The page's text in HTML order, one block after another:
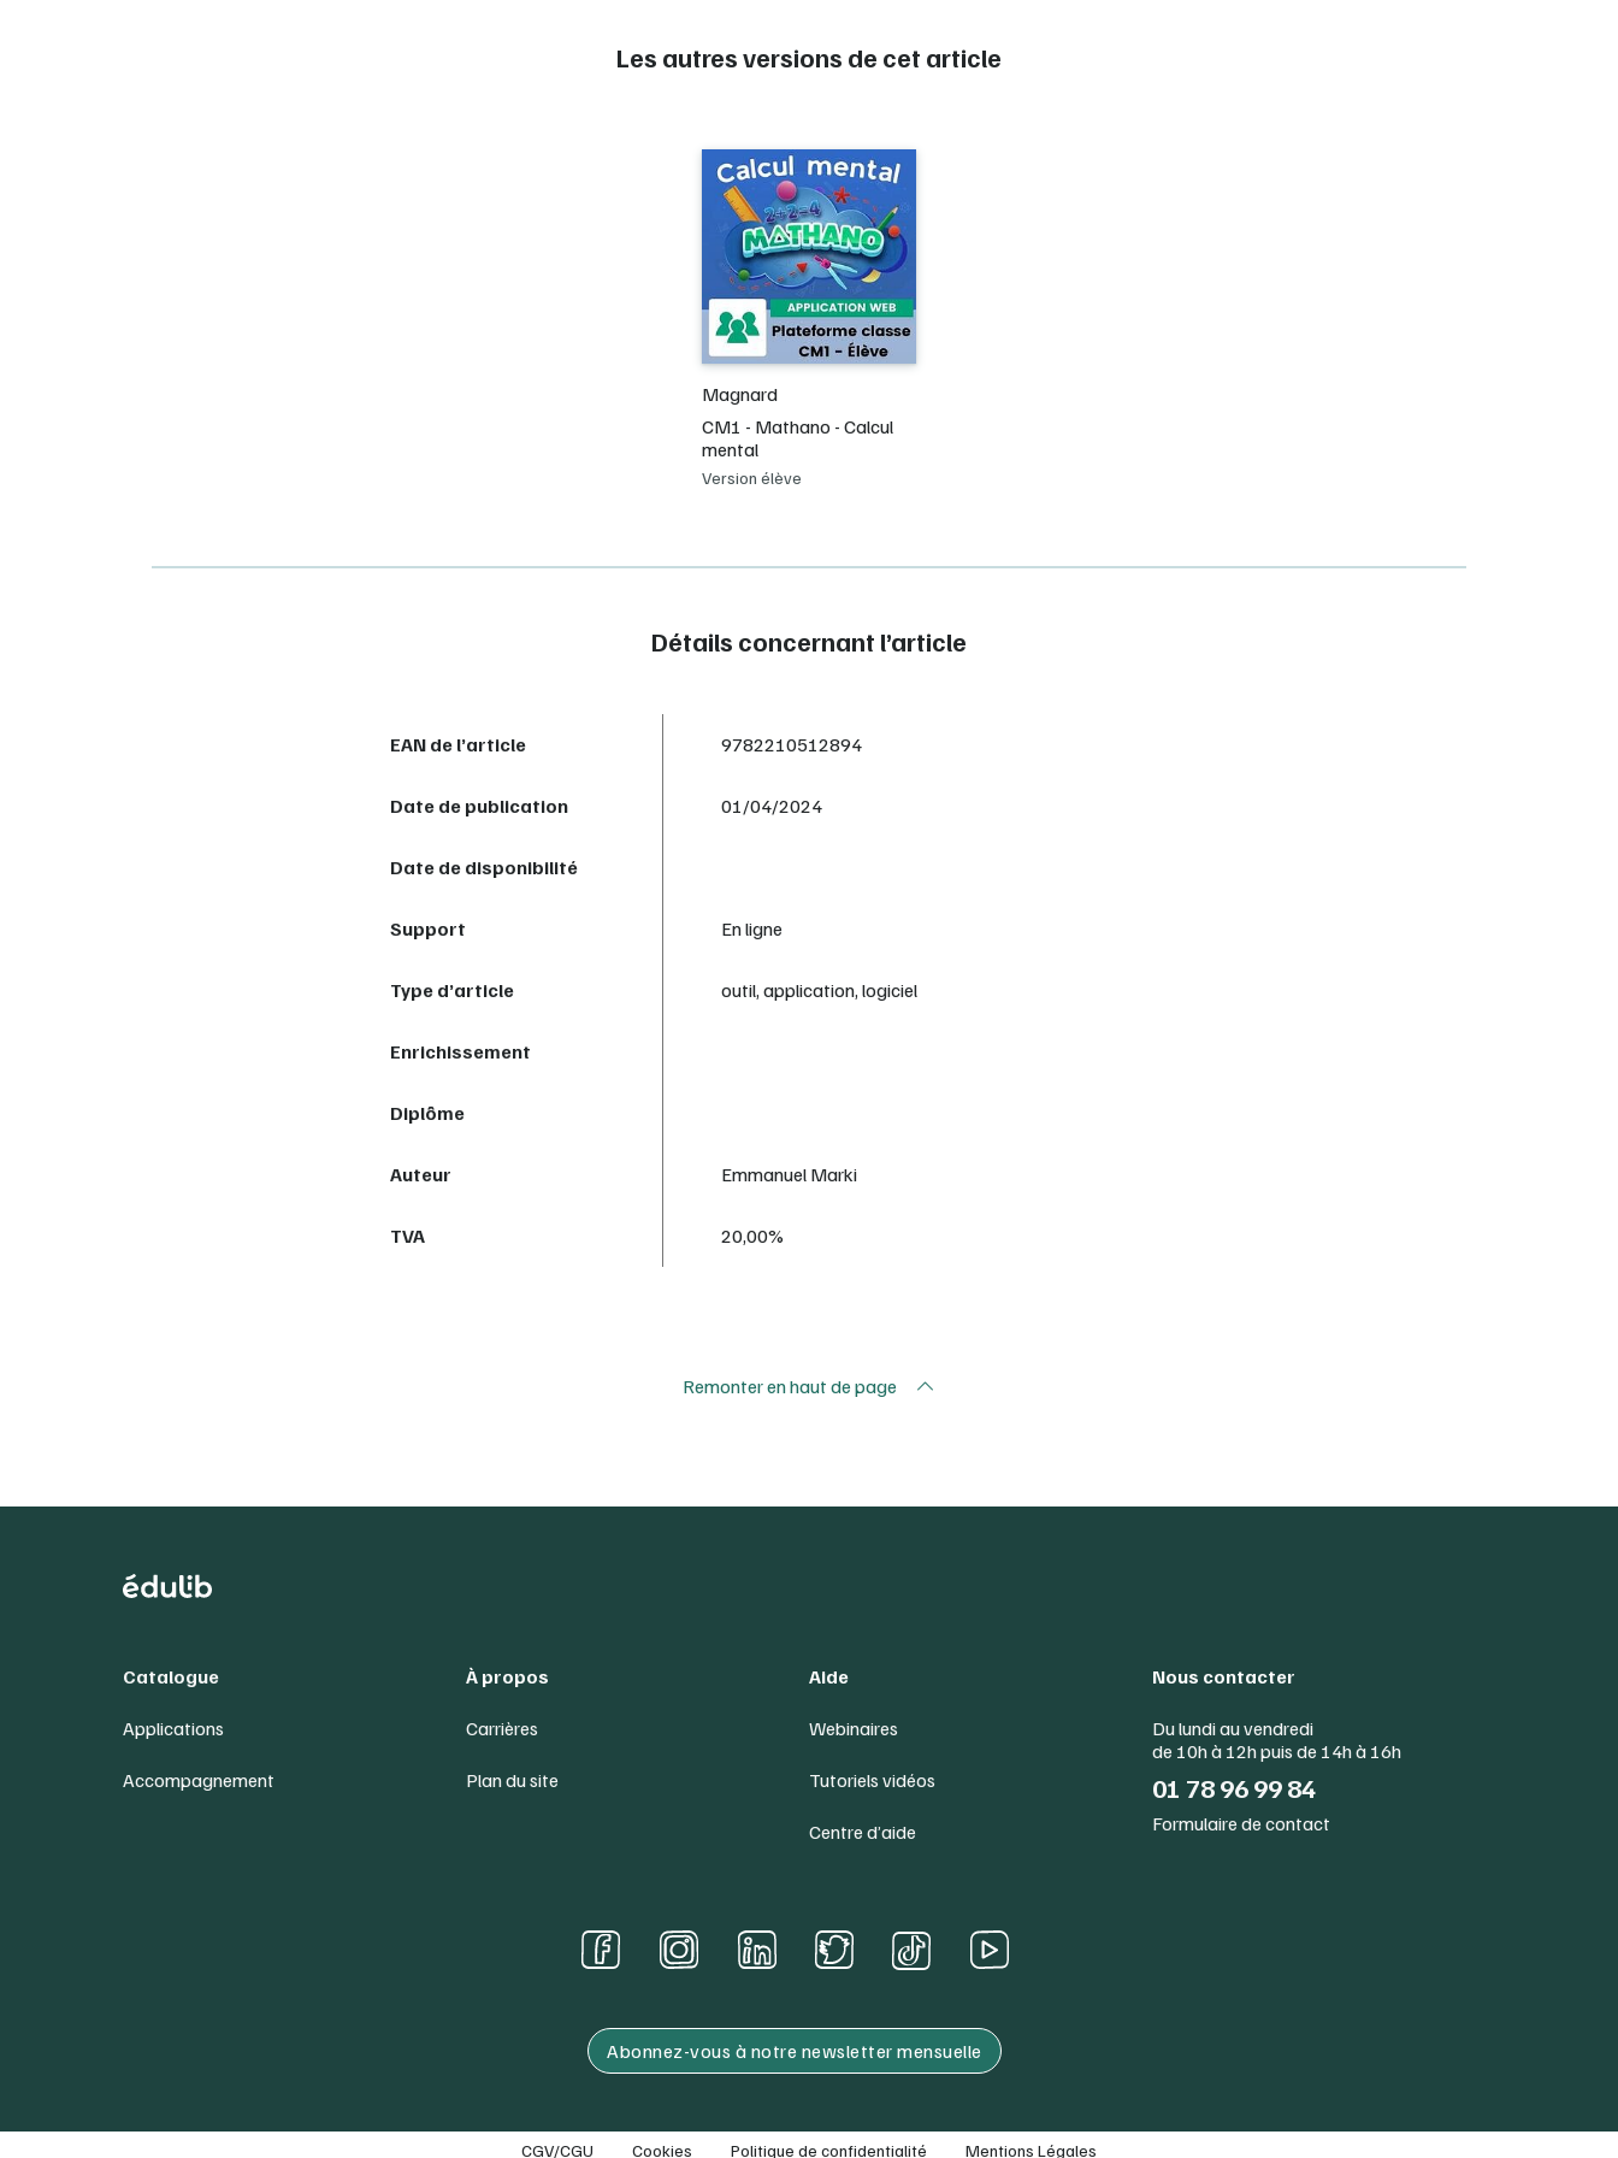
Les autres versions de cet article
Magnard
CM1 - Mathano - Calcul
mental
Version élève
Détails concernant l’article
EAN de l’article 9782210512894
Date de publication 01/04/2024
Date de disponibilité
Support En ligne
Type d’article outil, application, logiciel
Enrichissement
Diplôme
Auteur Emmanuel Marki
TVA 20,00%
Remonter en haut de page
Catalogue
Applications
Accompagnement
À propos
Carrières
Plan du site
Aide
Webinaires
Tutoriels vidéos
Centre d’aide
Nous contacter
Du lundi au vendredi
de 10h à 12h puis de 14h à 16h
01 78 96 99 84
Formulaire de contact
Abonnez-vous à notre newsletter mensuelle
CGV/CGU Cookies Politique de confidentialité Mentions Légales